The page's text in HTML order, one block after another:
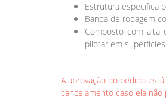
Estrutura específica
Banda de rodagem
Composto com alta
pilotar em
A aprovação do pedido
cancelamento caso ela não